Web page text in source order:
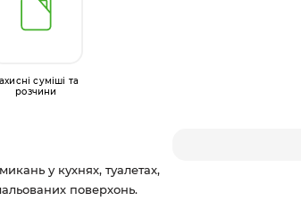
суміші та
розчини
у кухнях, туалетах,
поверхонь.